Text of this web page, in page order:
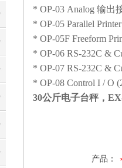
* OP-03 Analog 输出
* OP-05 Parallel
* OP-05F Freeform
* OP-06 RS-232C &
* OP-07 RS-232C &
* OP-08 Control I / O
30公斤电子台秤，
产品：